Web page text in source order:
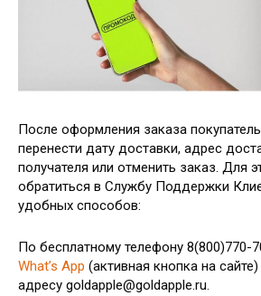
После оформления заказа
перенести дату доставки, адрес
получателя или отменить заказ. Для
обратиться в Службу Поддержки
удобных способов:
По бесплатному телефону 8(800)770-
What’s App (активная кнопка на
адресу goldapple@goldapple.ru.